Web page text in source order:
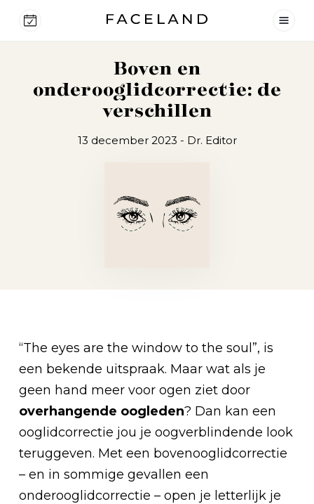
Boven en
onderooglidcorrectie: de
verschillen
13 december 2023 - Dr. Editor
“The eyes are the window to the soul”, is
een bekende uitspraak. Maar wat als je
geen hand meer voor ogen ziet door
overhangende oogleden? Dan kan een
ooglidcorrectie jou je oogverblindende look
teruggeven. Met een bovenooglidcorrectie
– en in sommige gevallen een
onderooglidcorrectie – open je letterlijk je